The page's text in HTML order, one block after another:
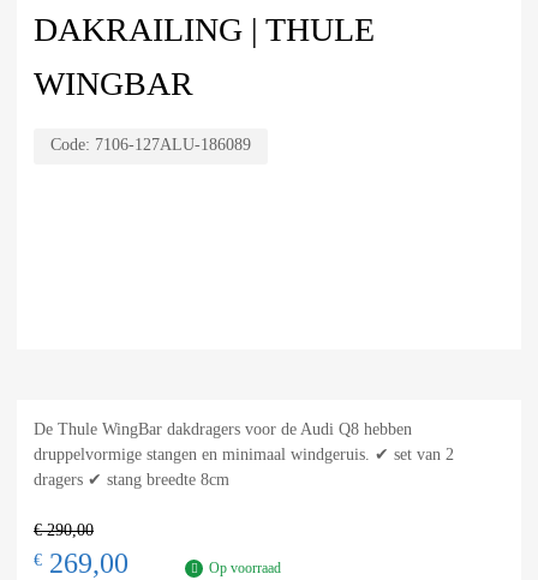
DAKRAILING | THULE
WINGBAR
Code: 7106-127ALU-186089
De Thule WingBar dakdragers voor de Audi Q8 hebben
druppelvormige stangen en minimaal windgeruis. ✔ set van 2
dragers ✔ stang breedte 8cm
€290,00
€ 269,00 Op voorraad